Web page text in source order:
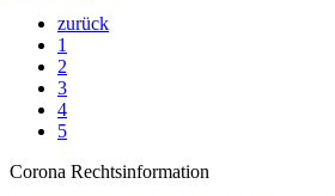
zurück
1
2
3
4
5
Corona Rechtsinformation